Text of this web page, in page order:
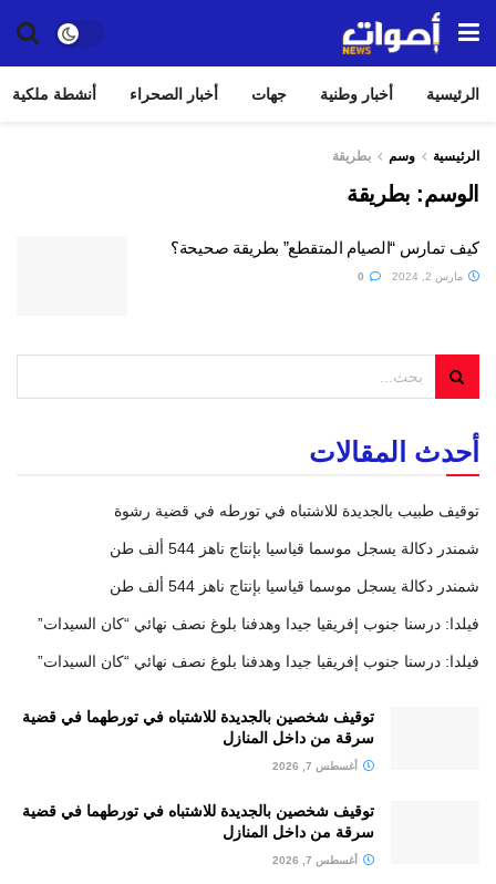
الرئيسية أخبار وطنية جهات أخبار الصحراء أنشطة ملكية
الرئيسية وسم بطريقة
الوسم: بطريقة
كيف تمارس “الصيام المتقطع” بطريقة صحيحة؟
مارس 2, 2024
أحدث المقالات
توقيف طبيب بالجديدة للاشتباه في تورطه في قضية رشوة
شمندر دكالة يسجل موسما قياسيا بإنتاج ناهز 544 ألف طن
شمندر دكالة يسجل موسما قياسيا بإنتاج ناهز 544 ألف طن
فيلدا: درسنا جنوب إفريقيا جيدا وهدفنا بلوغ نصف نهائي “كان السيدات”
فيلدا: درسنا جنوب إفريقيا جيدا وهدفنا بلوغ نصف نهائي “كان السيدات”
توقيف شخصين بالجديدة للاشتباه في تورطهما في قضية
سرقة من داخل المنازل
أغسطس 7, 2026
توقيف شخصين بالجديدة للاشتباه في تورطهما في قضية
سرقة من داخل المنازل
أغسطس 7, 2026